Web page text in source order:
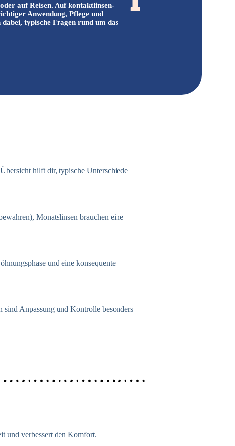
auf Reisen. Auf kontaktlinsen-
Anwendung, Pflege und
typische Fragen rund um das
hilft dir, typische Unterschiede
Monatslinsen brauchen eine
und eine konsequente
Anpassung und Kontrolle besonders
und verbessert den Komfort.